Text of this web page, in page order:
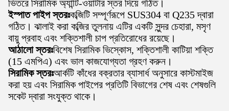
ভিতরে সিরামিক অ্যান্টি-ওয়াটার স্তর দিয়ে গঠিত।
ইস্পাত পাইপ স্তরঃকব্জিটি সম্পূর্ণরূপে SUS304 বা Q235 দ্বারা
গঠিত। ঝালাই করা কব্জির তুলনায় এটির একটি সুন্দর চেহারা, মসৃণ
বায়ু প্রবাহ এবং শক্তিশালী চাপ প্রতিরোধের রয়েছে।
আঠালো স্তরঃবিশেষ সিরামিক ভিস্কোস, শক্তিশালী কাটিয়া শক্তি
(15 এমপিএ) এবং ভাল কাজযোগ্যতা গ্রহণ করুন।
সিরামিক স্তরঃআর্কটি কাঁধের বক্রতার ব্যাসার্ধ অনুসারে কাস্টমাইজ
করা হয় এবং সিরামিক পাইপের প্রতিটি বিভাগের শেষ এবং শেষগুলি
সকেট দ্বারা সংযুক্ত থাকে।